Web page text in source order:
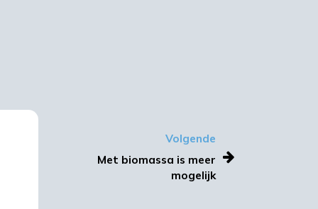
Volgende
Met biomassa is meer
mogelijk